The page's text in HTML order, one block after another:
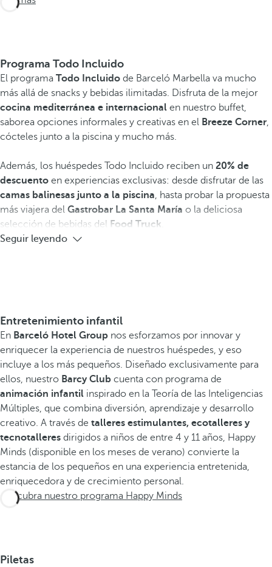
Programa Todo Incluido
El programa Todo Incluido de Barceló Marbella va mucho
más allá de snacks y bebidas ilimitadas. Disfruta de la mejor
cocina mediterránea e internacional en nuestro buffet,
saborea opciones informales y creativas en el Breeze Corner,
cócteles junto a la piscina y mucho más.
Además, los huéspedes Todo Incluido reciben un 20% de
descuento en experiencias exclusivas: desde disfrutar de las
camas balinesas junto a la piscina, hasta probar la propuesta
más viajera del Gastrobar La Santa María o la deliciosa
selección de bebidas del Food Truck
Seguir leyendo
Entretenimiento infantil
En Barceló Hotel Group nos esforzamos por innovar y
enriquecer la experiencia de nuestros huéspedes, y eso
incluye a los más pequeños. Diseñado exclusivamente para
ellos, nuestro Barcy Club cuenta con programa de
animación infantil inspirado en la Teoría de las Inteligencias
Múltiples, que combina diversión, aprendizaje y desarrollo
creativo. A través de talleres estimulantes, ecotalleres y
tecnotalleres dirigidos a niños de entre 4 y 11 años, Happy
Minds (disponible en los meses de verano) convierte la
estancia de los pequeños en una experiencia entretenida,
enriquecedora y de crecimiento personal.
Descubra nuestro programa Happy Minds
Piletas